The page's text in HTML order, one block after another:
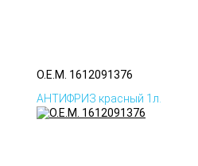
O.E.M. 1612091376
АНТИФРИЗ красный 1л.